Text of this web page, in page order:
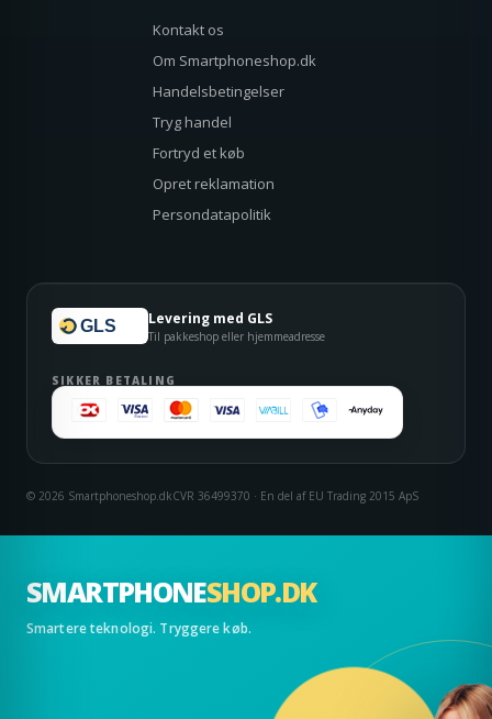
SMARTPHONESHOP.DK
Smartere teknologi. Tryggere køb.
Kontakt os
Om Smartphoneshop.dk
Handelsbetingelser
Tryg handel
Fortryd et køb
Opret reklamation
Persondatapolitik
GLS Levering med GLS
Til pakkeshop eller hjemmeadresse
SIKKER BETALING
© 2026 Smartphoneshop.dkCVR 36499370 · En del af EU Trading 2015 ApS